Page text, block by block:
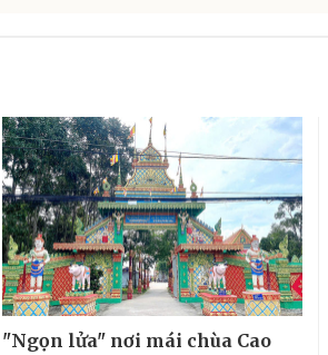
"Ngọn lửa" nơi mái chùa Cao